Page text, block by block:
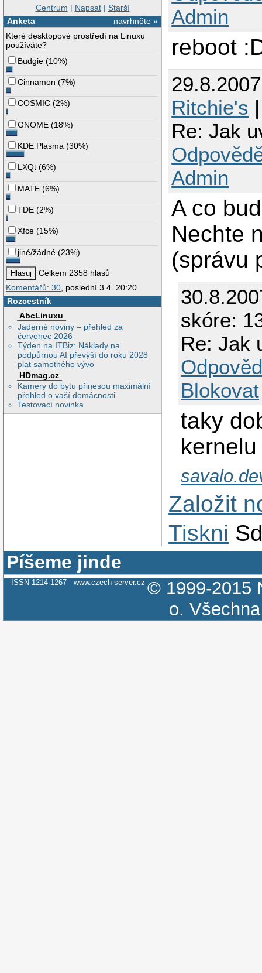
Centrum | Napsat| Starší
navrhněte »
Anketa
Které desktopové prostředí na Linuxu
používáte?
Budgie (10%)
Cinnamon (7%)
COSMIC (2%)
GNOME (18%)
KDE Plasma (30%)
LXQt (6%)
MATE (6%)
TDE (2%)
Xfce (15%)
jiné/žádné (23%)
Celkem 2358 hlasů
Komentářů: 30, poslední 3.4. 20:20
Rozcestník
AbcLinuxu
Jaderné noviny – přehled za
červenec 2026
Týden na ITBiz: Náklady na
podpůrnou AI převýší do roku 2028
plat samotného vývo
HDmag.cz
Kamery do bytu přinesou maximální
přehled o vaší domácnosti
Testovací novinka
Admin
reboot
Ritchie's
Re: Jak
Admin
A co
Nechte
(správu
skóre:
Re: Jak
Blokovat
taky
Založit
Tiskni
Píšeme jinde
ISSN 1214-1267 www.czech-server.cz © 1999-2015
o.